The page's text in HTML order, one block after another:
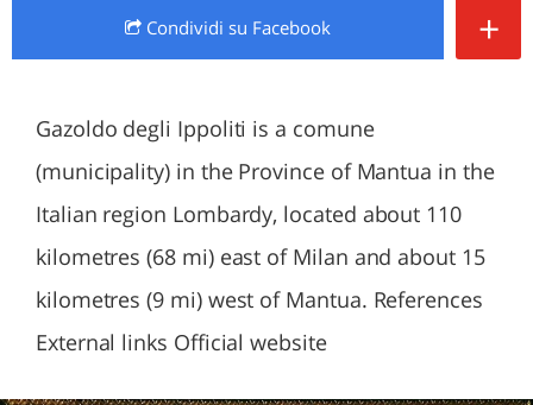
Condividi su Facebook +
Gazoldo degli Ippoliti is a comune
(municipality) in the Province of Mantua in the
Italian region Lombardy, located about 110
kilometres (68 mi) east of Milan and about 15
kilometres (9 mi) west of Mantua. References
External links Official website